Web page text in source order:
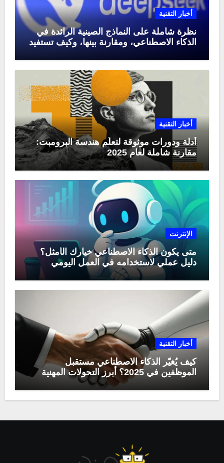
أخبار التقنية
نظرة شاملة على النماذج الصينية الرائدة في
الذكاء الاصطناعي، ومقارنة بينها، وكيف تستفيد
أخبار التقنية
أدلة ودورات موثوقة لتعلّم هندسة البرومبت:
مقارنة شاملة لعام 2025
الإنترنت
متى يكون الذكاء الاصطناعي خيارك الأمثل؟
دليل عملي لاستخدامه في العمل اليومي
أخبار التقنية
كيف يُغيّر الذكاء الاصطناعي مستقبل
الموظفين في 2025؟ أبرز التحولات المهنية